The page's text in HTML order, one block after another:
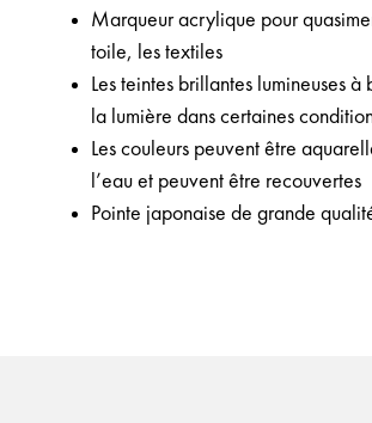
Marqueur acrylique pour
toile, les textiles
Les teintes brillantes lumineuses
la lumière dans certaines
Les couleurs peuvent être
l’eau et peuvent être recouvertes
Pointe japonaise de grande